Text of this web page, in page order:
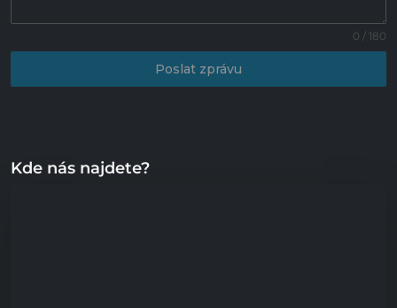
0 / 180
Poslat zprávu
Kde nás najdete?